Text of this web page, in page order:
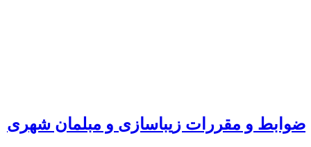
ضوابط و مقررات زیباسازی و مبلمان شهری